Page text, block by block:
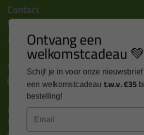
Contact
Kitcentrum B.V.
Alle contactgegevens >
Altijd op de hoogte blijven?
Nieuws, tips en exclusieve deals
inbox
Ontvang een
welkomstcadeau 💚
Schijf je in voor onze
een welkomstcadeau t.w.v. €35
bestelling!